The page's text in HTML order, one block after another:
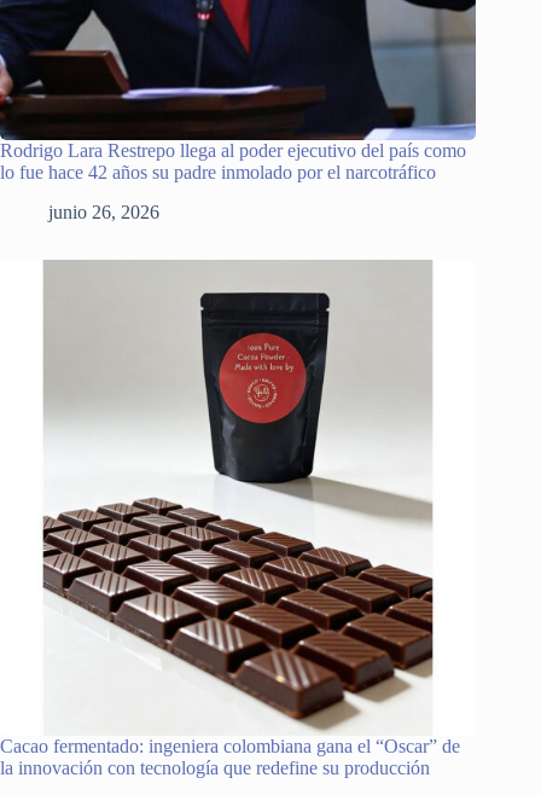
Rodrigo Lara Restrepo llega al poder ejecutivo del país como
lo fue hace 42 años su padre inmolado por el narcotráfico
junio 26, 2026
Cacao fermentado: ingeniera colombiana gana el “Oscar” de
la innovación con tecnología que redefine su producción